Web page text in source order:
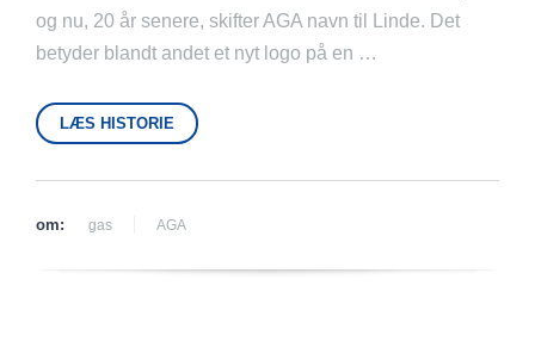
og nu, 20 år senere, skifter AGA navn til Linde. Det
betyder blandt andet et nyt logo på en …
LÆS HISTORIE
om: gas AGA